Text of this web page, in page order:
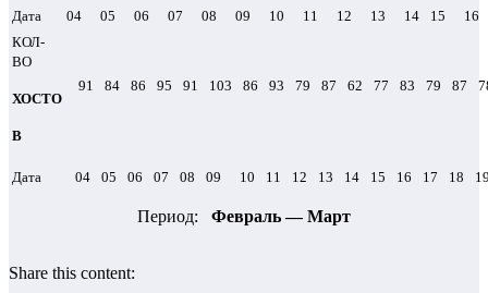
Дата 04 05 06 07 08 09 10 11 12 13 14 15
16
КОЛ-
ВО
ХОСТО
В
91 84 86 95 91 103 86 93 79 87 62 77 83 79 87
Дата 04 05 06 07 08 09 10 11 12 13 14 15 16 17 18
Период: Февраль — Март
Share this content: